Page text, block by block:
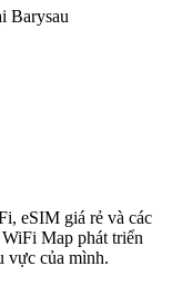
Barysau
eSIM giá rẻ và các
Map phát triển
vực của mình.